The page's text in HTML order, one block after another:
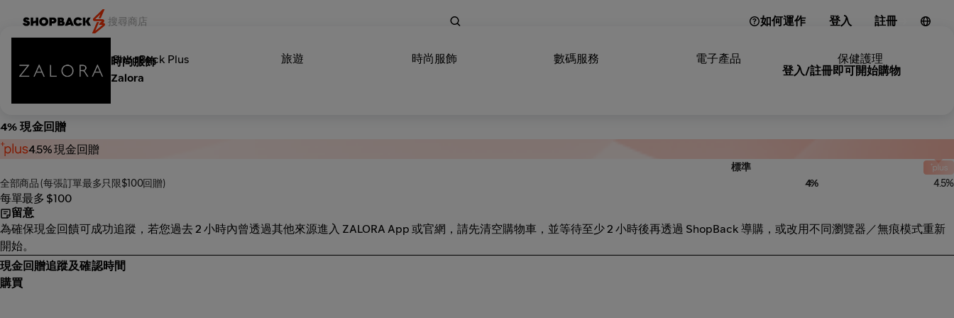
如何運作 登入 註冊
ShopBack Plus 旅遊 時尚服飾 數碼服務 電子產品 保健護理
時尚服飾
Zalora
登入/註冊即可開始購物
4% 現金回贈
4.5% 現金回贈
標準
全部商品 (每張訂單最多只限$100回贈)
4% 4.5%
每單最多 $100
留意
為確保現金回饋可成功追蹤，若您過去 2 小時內曾透過其他來源進入 ZALORA App 或官網，請先清空購物車，並等待至少 2 小時後再透過 ShopBack 導購，或改用不同瀏覽器／無痕模式重新
開始。
現金回贈追蹤及確認時間
購買